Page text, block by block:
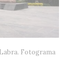
Fotograma